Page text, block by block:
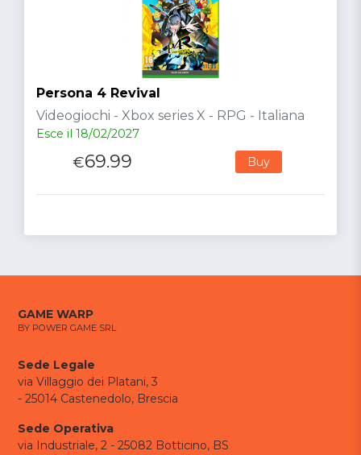
Persona 4 Revival
Videogiochi - Xbox series X - RPG - Italiana
Esce il 18/02/2027
€69.99 Buy
GAME WARP
BY POWER GAME SRL
Sede Legale
via Villaggio dei Platani, 3
- 25014 Castenedolo, Brescia
Sede Operativa
via Industriale, 2 - 25082 Botticino, BS